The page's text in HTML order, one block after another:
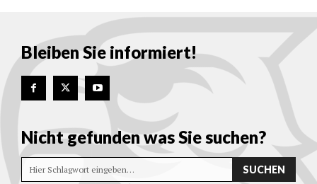
Bleiben Sie informiert!
Nicht gefunden was Sie suchen?
Hier Schlagwort eingeben… SUCHEN